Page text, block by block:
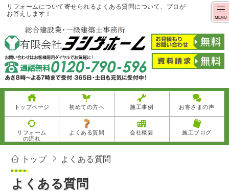
リフォームについて寄せられるよくある質問について、プロが
お答えします！
MENU
トップページ 初めての方へ 施工事例 お客さまの声
リフォーム
の流れ
よくある質問 会社概要 施工ブログ
トップ よくある質問
よくある質問